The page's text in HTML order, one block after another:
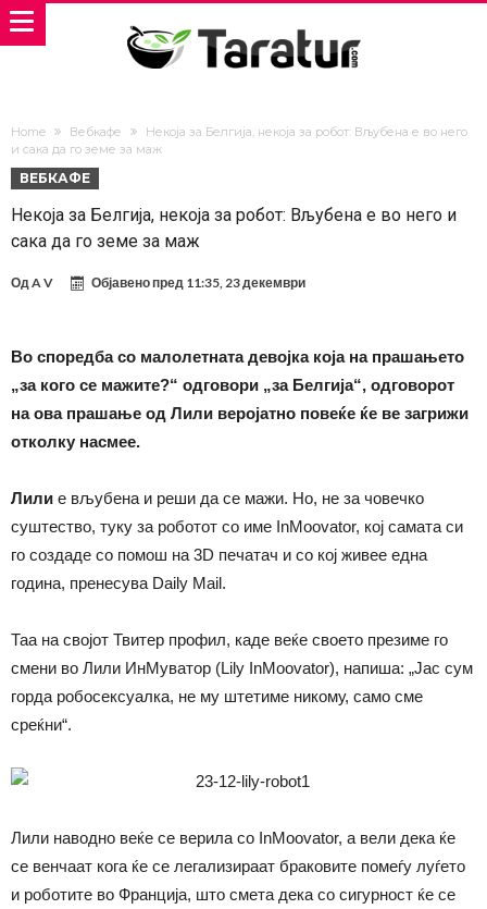
Home Вебкафе
Некоја за Белгија, некоја за робот: Вљубена е во него
и сака да го земе за маж
ВЕБКАФЕ
Некоја за Белгија, некоја за робот: Вљубена е во него и
сака да го земе за маж
ОдA V Објавено пред 11:35, 23 декември
Во споредба со малолетната девојка која на прашањето
„за кого се мажите?“ одговори „за Белгија“, одговорот
на ова прашање од Лили веројатно повеќе ќе ве загрижи
отколку насмее.
Лили е вљубена и реши да се мажи. Но, не за човечко
суштество, туку за роботот со име InMoovator, кој самата си
го создаде со помош на 3D печатач и со кој живее една
година, пренесува Daily Mail.
Таа на својот Твитер профил, каде веќе своето презиме го
смени во Лили ИнМуватор (Lily InMoovator), напиша: „Јас сум
горда робосексуалка, не му штетиме никому, само сме
среќни“.
Лили наводно веќе се верила со InMoovator, а вели дека ќе
се венчаат кога ќе се легализираат браковите помеѓу луѓето
и роботите во Франција, што смета дека со сигурност ќе се